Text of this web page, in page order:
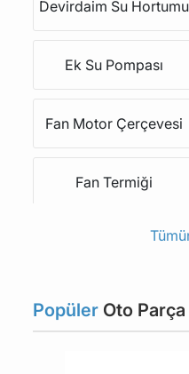
LOTUS
BUICK
LEXUS
SMART
PUCH
Devirdaim Su Hortumu
Ek Su Pompası
Fan Motor Çerçevesi
Fan Termiği
Intercooler Yağ
Kalorifer Radyatör Su
Popüler Oto